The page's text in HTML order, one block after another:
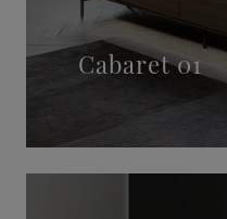
Cabaret 01